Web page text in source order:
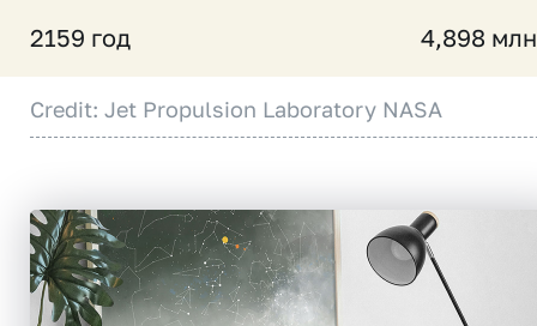
2159 год 4,898
Credit: Jet Propulsion Laboratory NASA